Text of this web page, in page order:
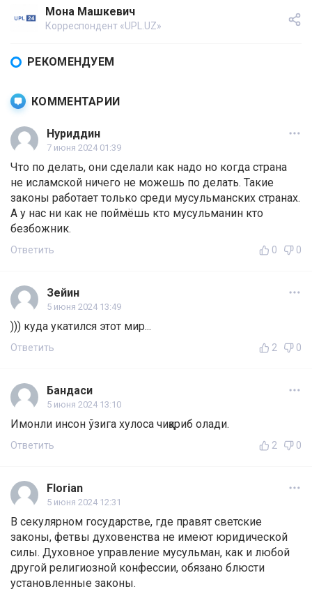
Мона Машкевич
Корреспондент «UPL.UZ»
РЕКОМЕНДУЕМ
КОММЕНТАРИИ
Нуриддин
7 июня 2024 01:39
Что по делать, они сделали как надо но когда страна
не исламской ничего не можешь по делать. Такие
законы работает только среди мусульманских странах.
А у нас ни как не поймёшь кто мусульманин кто
безбожник.
Ответить 0 0
Зейин
5 июня 2024 13:49
))) куда укатился этот мир...
Ответить 2 0
Бандаси
5 июня 2024 13:10
Имонли инсон ўзига хулоса чиқариб олади.
Ответить 2 0
Florian
5 июня 2024 12:31
В секулярном государстве, где правят светские
законы, фетвы духовенства не имеют юридической
силы. Духовное управление мусульман, как и любой
другой религиозной конфессии, обязано блюсти
установленные законы.